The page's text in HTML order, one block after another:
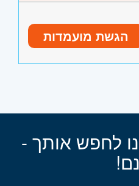
הגשת מועמדות
לחפש אותך -